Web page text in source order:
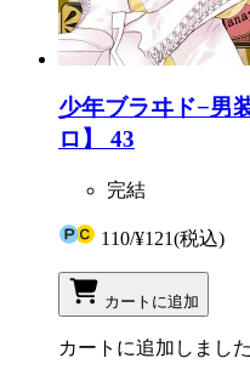
少年ブラヰド−男
ロ】 43
完結
110/¥121(税込)
カートに追加
カートに追加しました